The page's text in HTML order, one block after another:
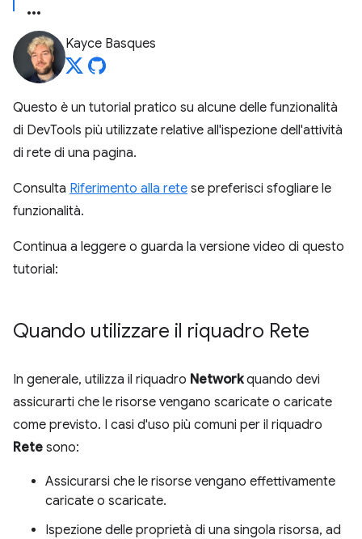
Kayce Basques
Questo è un tutorial pratico su alcune delle funzionalità
di DevTools più utilizzate relative all'ispezione dell'attività
di rete di una pagina.
Consulta Riferimento alla rete se preferisci sfogliare le
funzionalità.
Continua a leggere o guarda la versione video di questo
tutorial:
Quando utilizzare il riquadro Rete
In generale, utilizza il riquadro Networkquando devi
assicurarti che le risorse vengano scaricate o caricate
come previsto. I casi d'uso più comuni per il riquadro
Rete sono:
Assicurarsi che le risorse vengano effettivamente
caricate o scaricate.
Ispezione delle proprietà di una singola risorsa, ad